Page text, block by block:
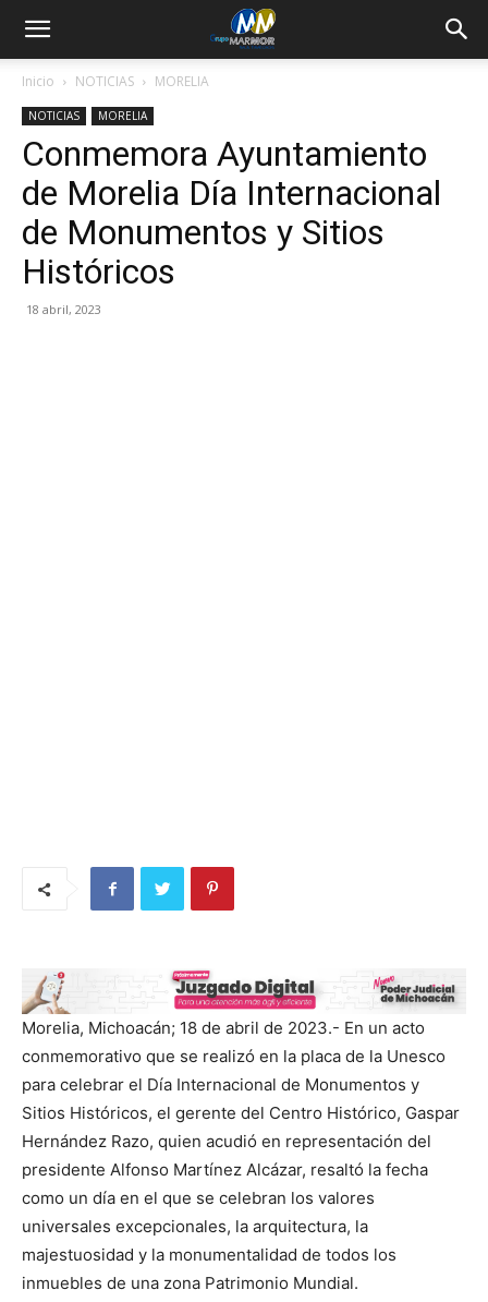
Inicio NOTICIAS MORELIA
NOTICIAS MORELIA
Conmemora Ayuntamiento
de Morelia Día Internacional
de Monumentos y Sitios
Históricos
18 abril, 2023
Morelia, Michoacán; 18 de abril de 2023.- En un acto
conmemorativo que se realizó en la placa de la Unesco
para celebrar el Día Internacional de Monumentos y
Sitios Históricos, el gerente del Centro Histórico, Gaspar
Hernández Razo, quien acudió en representación del
presidente Alfonso Martínez Alcázar, resaltó la fecha
como un día en el que se celebran los valores
universales excepcionales, la arquitectura, la
majestuosidad y la monumentalidad de todos los
inmuebles de una zona Patrimonio Mundial.